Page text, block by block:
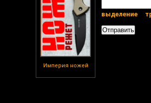
Империя ножей
выделение